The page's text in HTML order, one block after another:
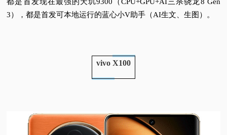
3），都是首发可本地运行的蓝心小V助手（AI生文、生图）。
vivo X100